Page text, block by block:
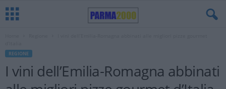
REGIONE
I vini dell’Emilia-Romagna abbinati